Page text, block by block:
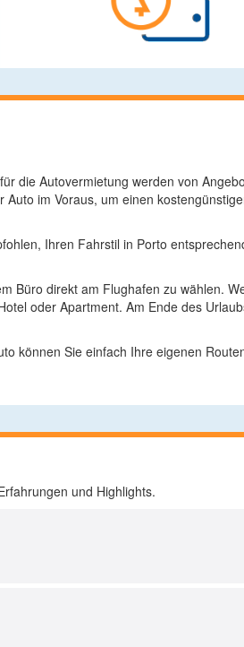
die Autovermietung werden von
im Voraus, um einen
Ihren Fahrstil in Porto
Büro direkt am Flughafen zu wählen.
oder Apartment. Am Ende des
können Sie einfach Ihre eigenen
und Highlights.